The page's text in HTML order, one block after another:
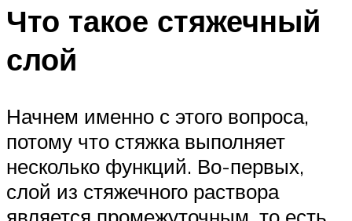
Что такое стяжечный
слой
Начнем именно с этого вопроса,
потому что стяжка выполняет
несколько функций. Во-первых,
слой из стяжечного раствора